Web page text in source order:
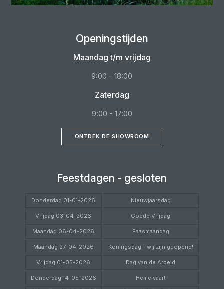
Openingstijden
Maandag t/m vrijdag
9:00 - 18:00
Zaterdag
9:00 - 17:00
ONTDEK DE SHOWROOM
Feestdagen - gesloten
Donderdag 01-01-2026 Nieuwjaarsdag
Vrijdag 03-04-2026 Goede Vrijdag
Maandag 06-04-2026 Paasmaandag
Maandag 27-04-2026 Koningsdag - wij zijn geopend!
Vrijdag 01-05-2026 Dag van de Arbeid
Donderdag 14-05-2026 Hemelvaart